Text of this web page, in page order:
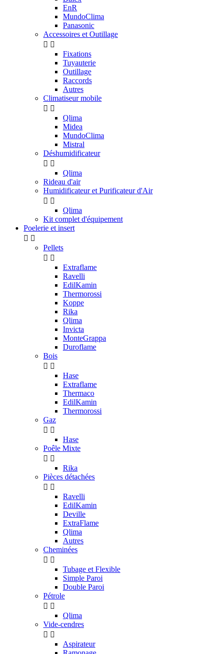
EnR
MundoClima
Panasonic
Accessoires et Outillage
 
Fixations
Tuyauterie
Outillage
Raccords
Autres
Climatiseur mobile
 
Qlima
Midea
MundoClima
Mistral
Déshumidificateur
 
Qlima
Rideau d'air
Humidificateur et Purificateur d'Air
 
Qlima
Kit complet d'équipement
Poelerie et insert
 
Pellets
 
Extraflame
Ravelli
EdilKamin
Thermorossi
Koppe
Rika
Qlima
Invicta
MonteGrappa
Duroflame
Bois
 
Hase
Extraflame
Thermaco
EdilKamin
Thermorossi
Gaz
 
Hase
Poêle Mixte
 
Rika
Pièces détachées
 
Ravelli
EdilKamin
Deville
ExtraFlame
Qlima
Autres
Cheminées
 
Tubage et Flexible
Simple Paroi
Double Paroi
Pétrole
 
Qlima
Vide-cendres
 
Aspirateur